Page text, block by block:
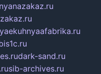
dark-sand.ru
sib-archives.ru